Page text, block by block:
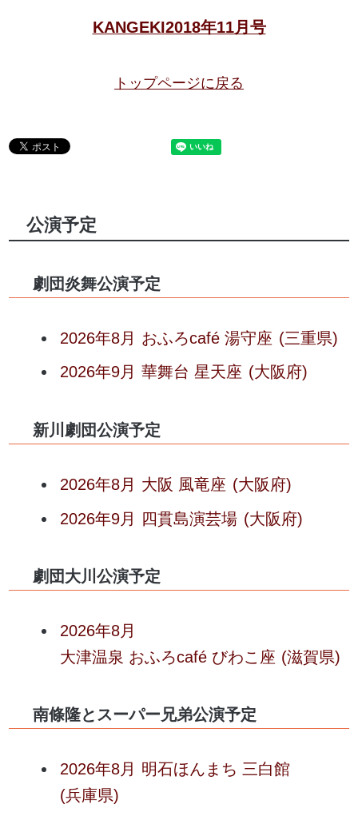
KANGEKI2018年11月号
トップページに戻る
公演予定
劇団炎舞公演予定
2026年8月 おふろcafé 湯守座 (三重県)
2026年9月 華舞台 星天座 (大阪府)
新川劇団公演予定
2026年8月 大阪 風竜座 (大阪府)
2026年9月 四貫島演芸場 (大阪府)
劇団大川公演予定
2026年8月
大津温泉 おふろcafé びわこ座 (滋賀県)
南條隆とスーパー兄弟公演予定
2026年8月 明石ほんまち 三白館
(兵庫県)